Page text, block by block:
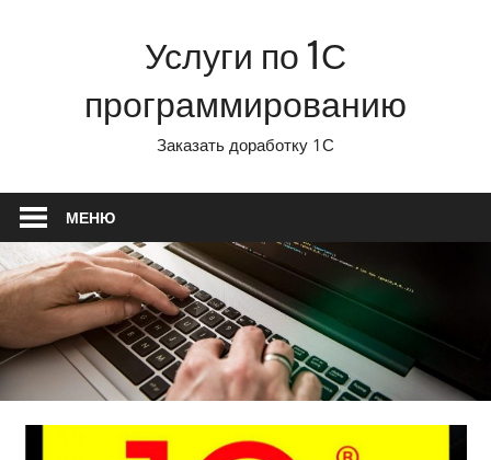
Услуги по 1С
программированию
Заказать доработку 1С
МЕНЮ